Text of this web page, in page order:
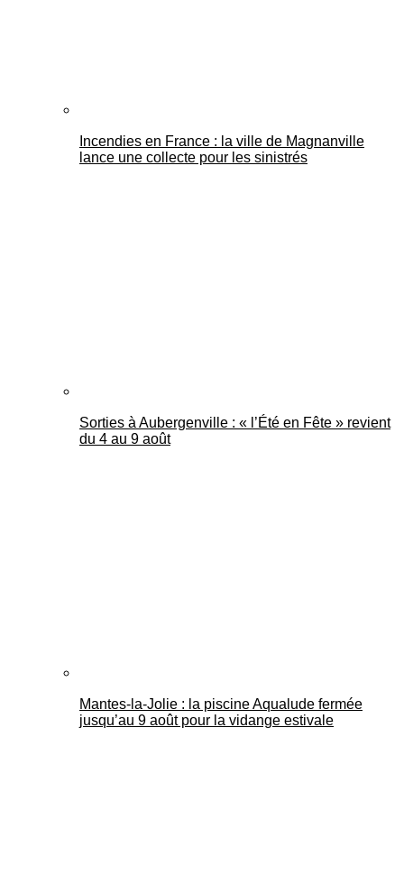
Incendies en France : la ville de Magnanville
lance une collecte pour les sinistrés
Sorties à Aubergenville : « l’Été en Fête » revient
du 4 au 9 août
Mantes-la-Jolie : la piscine Aqualude fermée
jusqu’au 9 août pour la vidange estivale